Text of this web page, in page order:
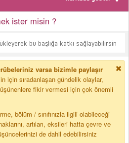
ister misin ?
bu başlığa katkı sağlayabilirsin
varsa bizimle paylaşır
için sıradanlaşan gündelik olaylar,
fikir vermesi için çok önemli
bölüm / sınıfınızla ilgili olabileceği
artıları, eksileri hatta çevre ve
de dahil edebilirsiniz